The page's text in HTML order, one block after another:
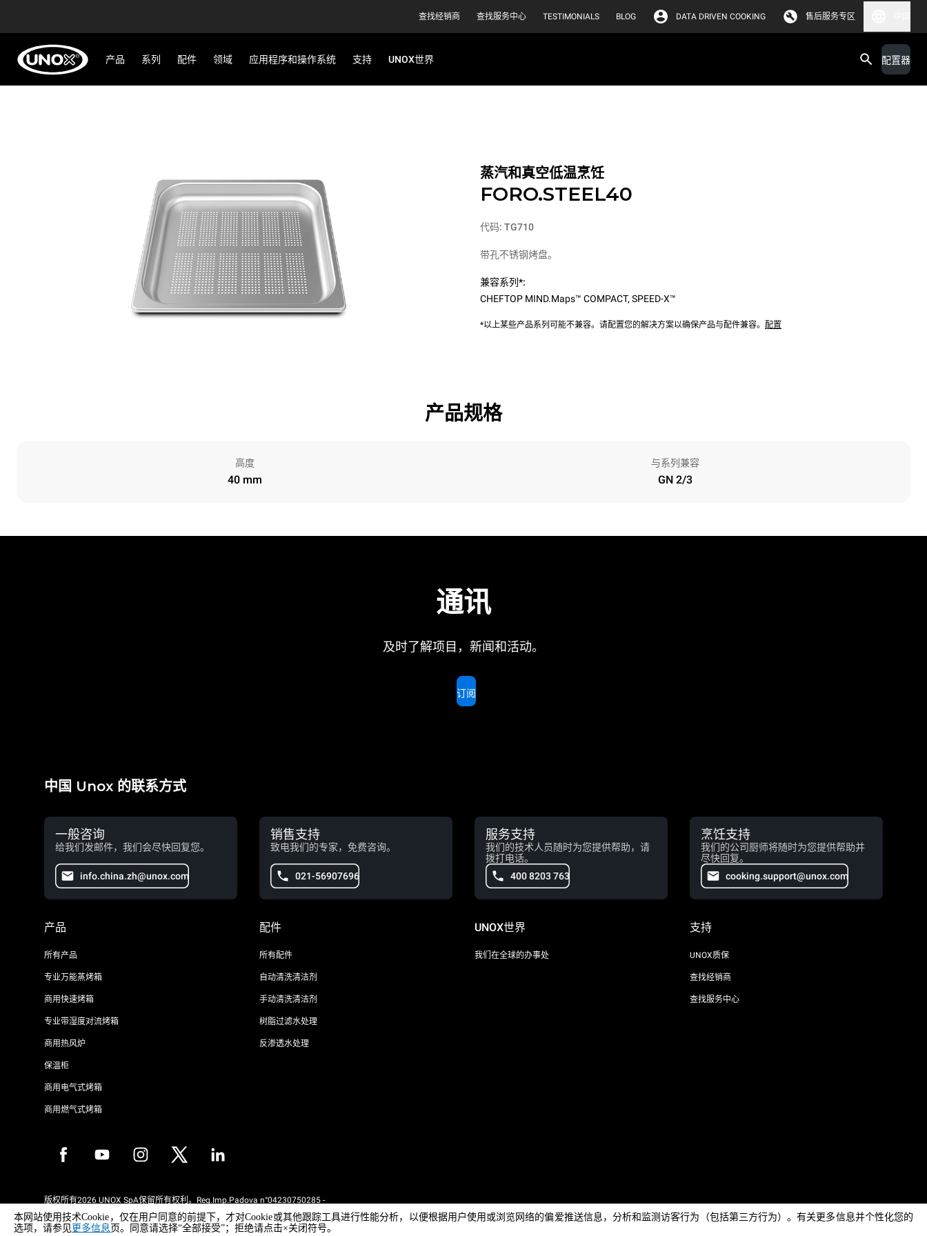
查找经销商 查找服务中心 TESTIMONIALS BLOG DATA DRIVEN COOKING 售后服务专区
产品 系列 配件 领域 应用程序和操作系统 支持 UNOX世界 配置器
蒸汽和真空低温烹饪
FORO.STEEL40
代码: TG710
带孔不锈钢烤盘。
兼容系列*:
CHEFTOP MIND.Maps™ COMPACT, SPEED-X™
*以上某些产品系列可能不兼容。请配置您的解决方案以确保产品与配件兼容。 配置
产品规格
高度
40 mm
与系列兼容
GN 2/3
通讯
及时了解项目，新闻和活动。
订阅
中国 Unox 的联系方式
一般咨询
给我们发邮件，我们会尽快回复您。
info.china.zh@unox.com
销售支持
致电我们的专家，免费咨询。
021-56907696
服务支持
我们的技术人员随时为您提供帮助，请
拨打电话。
400 8203 763
烹饪支持
我们的公司厨师将随时为您提供帮助并
尽快回复。
cooking.support@unox.com
产品
所有产品
专业万能蒸烤箱
商用快速烤箱
专业带湿度对流烤箱
商用热风炉
保温柜
商用电气式烤箱
商用燃气式烤箱
配件
所有配件
自动清洗清洁剂
手动清洗清洁剂
树脂过滤水处理
反渗透水处理
UNOX世界
我们在全球的办事处
支持
UNOX质保
查找经销商
查找服务中心
版权所有2026 UNOX SpA保留所有权利。Reg.Imp.Padova n°04230750285 -
WEEE Reg. No. IT08020000000377
本网站使用技术Cookie，仅在用户同意的前提下，才对Cookie或其他跟踪工具进行性能分析，以便根据用户使用或浏览网络的偏爱推送信息，分析和监测访客行为（包括第三方行为）。有关更多信息并个性化您的
选项，请参见更多信息 页。同意请选择“全部接受”；拒绝请点击×关闭符号。